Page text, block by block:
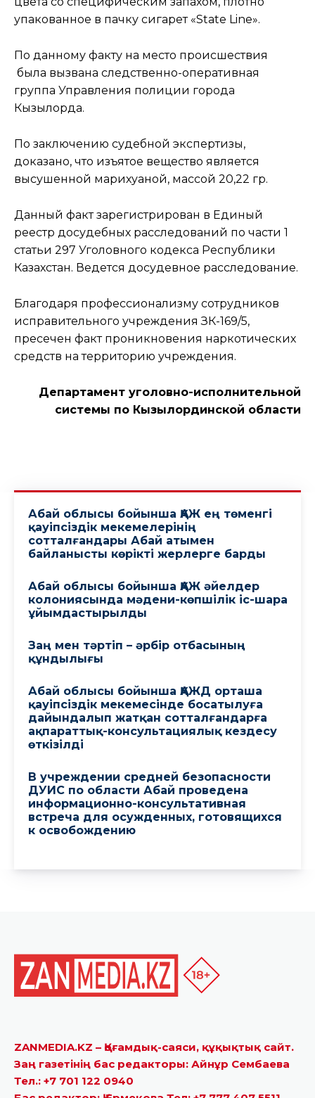
ZANMEDIA.KZ – Қоғамдық-саяси, құқықтық сайт.
Заң газетінің бас редакторы: Айнұр Сембаева
Тел.: +7 701 122 0940